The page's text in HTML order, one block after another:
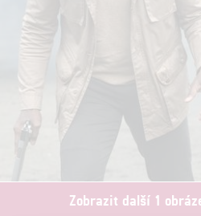
Zobrazit další 1